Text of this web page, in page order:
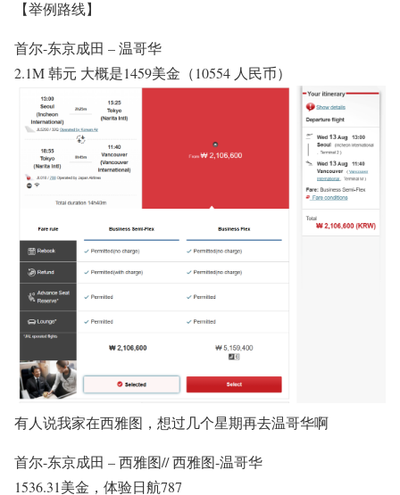
【举例路线】
首尔-东京成田 – 温哥华
2.1M 韩元 大概是1459美金（10554 人民币）
有人说我家在西雅图，想过几个星期再去温哥华啊
首尔-东京成田 – 西雅图// 西雅图-温哥华
1536.31美金，体验日航787